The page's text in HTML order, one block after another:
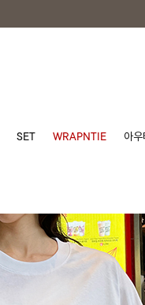
SET WRAPNTIE 아우